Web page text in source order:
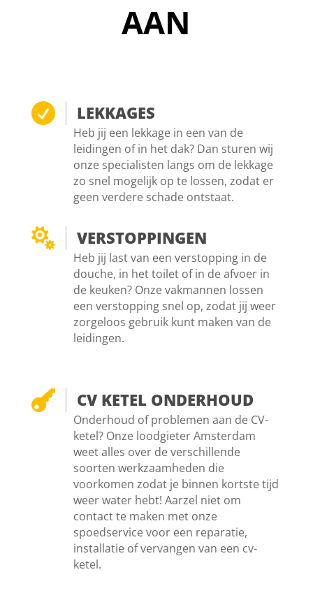
AAN
 LEKKAGES
Heb jij een lekkage in een van de
leidingen of in het dak? Dan sturen wij
onze specialisten langs om de lekkage
zo snel mogelijk op te lossen, zodat er
geen verdere schade ontstaat.
 VERSTOPPINGEN
Heb jij last van een verstopping in de
douche, in het toilet of in de afvoer in
de keuken? Onze vakmannen lossen
een verstopping snel op, zodat jij weer
zorgeloos gebruik kunt maken van de
leidingen.
 CV KETEL ONDERHOUD
Onderhoud of problemen aan de CV-
ketel? Onze loodgieter Amsterdam
weet alles over de verschillende
soorten werkzaamheden die
voorkomen zodat je binnen kortste tijd
weer water hebt! Aarzel niet om
contact te maken met onze
spoedservice voor een reparatie,
installatie of vervangen van een cv-
ketel.